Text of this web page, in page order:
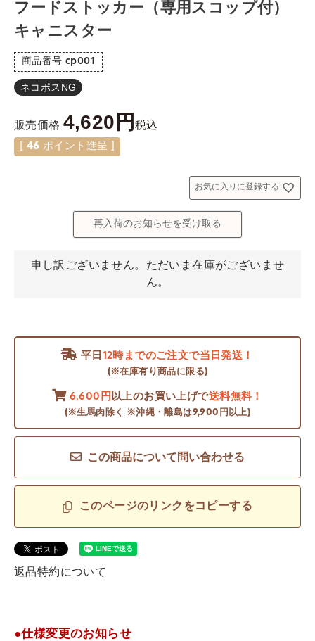
フードストッカー（専用スコップ付）
キャニスター
商品番号 cp001
ネコポスNG
販売価格 4,620 税込
46 ポイント進呈 ]
お気に入りに登録する
再入荷のお知らせを受け取る
申し訳ございません。ただいま在庫がございませ
ん。
平日 12時までのご注文で当日発送！
(※在庫有り商品に限る)
6,600円 以上のお買い上げで送料無料！
(※生馬肉除く ※沖縄・離島は9,900円以上)
この商品について問い合わせる
このページのリンクをコピーする
返品特約について
●仕様変更のお知らせ